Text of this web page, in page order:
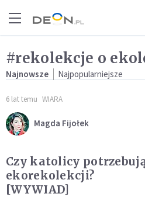
#rekolekcje o
Najnowsze Najpopularniejsze
6 lat temu WIARA
Magda Fijołek
Czy katolicy
ekorekolekcji?
[WYWIAD]